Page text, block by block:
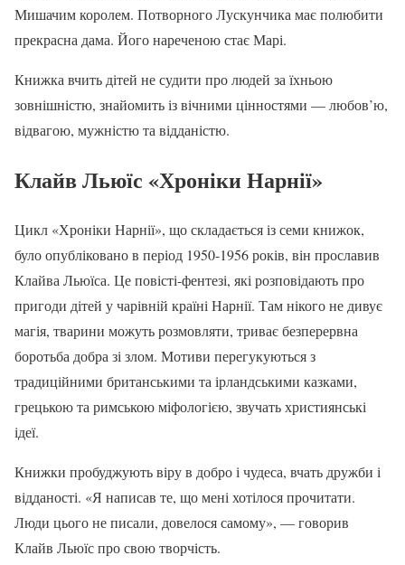
Мишачим королем. Потворного Лускунчика має полюбити
прекрасна дама. Його нареченою стає Марі.
Книжка вчить дітей не судити про людей за їхньою
зовнішністю, знайомить із вічними цінностями — любов’ю,
відвагою, мужністю та відданістю.
Клайв Льюїс «Хроніки Нарнії»
Цикл «Хроніки Нарнії», що складається із семи книжок,
було опубліковано в період 1950-1956 років, він прославив
Клайва Льюїса. Це повісті-фентезі, які розповідають про
пригоди дітей у чарівній країні Нарнії. Там нікого не дивує
магія, тварини можуть розмовляти, триває безперервна
боротьба добра зі злом. Мотиви перегукуються з
традиційними британськими та ірландськими казками,
грецькою та римською міфологією, звучать християнські
ідеї.
Книжки пробуджують віру в добро і чудеса, вчать дружби і
відданості. «Я написав те, що мені хотілося прочитати.
Люди цього не писали, довелося самому», — говорив
Клайв Льюїс про свою творчість.